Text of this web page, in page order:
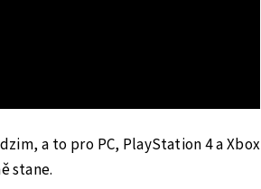
a to pro PC, PlayStation 4 a Xbox
stane.